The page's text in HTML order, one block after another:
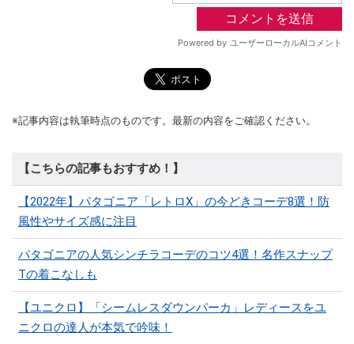
※記事内容は執筆時点のものです。最新の内容をご確認ください。
【こちらの記事もおすすめ！】
【2022年】パタゴニア「レトロX」の今どきコーデ8選！防
風性やサイズ感に注目
パタゴニアの人気シンチラコーデのコツ4選！名作スナップ
Tの着こなしも
【ユニクロ】「シームレスダウンパーカ」レディースをユ
ニクロの達人が本気で吟味！